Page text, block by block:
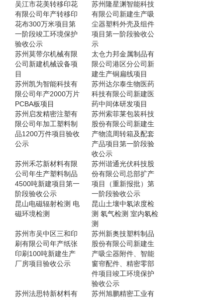
吴江市花美转移印花
有限公司年产转移印
花布300万米项目第
一阶段竣工环境保护
验收公示
苏州隆星渊智能科技
有限公司新建生产吸
尘器塑料外壳及组件
项目第一阶段验收公
示
苏州莫带尔机械有限
公司新建机械设备项
目
太仓力邦金属制品有
限公司港区分公司新
建生产铜扁线项目
苏州凯为智能科技有
限公司年产2000万片
PCBA板项目
苏州达尔泰生物医药
科技有限公司新建医
药中间体研发项目
苏州启发精密注塑有
限公司年加工塑料制
品1200万件项目验收
公示
苏州索菲莱包装科技
股份有限公司新建生
产物流周转箱及配套
产品项目第一阶段验
收公示
苏州禾芯新材料有限
公司年生产塑料制品
4500吨新建项目第一
阶段验收公示
苏州谐通光伏科技股
份有限公司总部扩产
项目（重新报批）第
一阶段验收公示
昆山电磁辐射检测 电
磁环境检测
昆山土壤中氡浓度检
测 氡气检测 室内氡检
测
苏州市吴中区三和印
刷有限公司年产纸张
印刷100吨新建生产
厂房项目验收公示
苏州新奥技塑料制品
股份有限公司新建生
产吸尘器附件、智能
窗帘配件、精密零部
件项目竣工环境保护
验收公示
苏州法思特新材料有
苏州旭鹏精密工业有